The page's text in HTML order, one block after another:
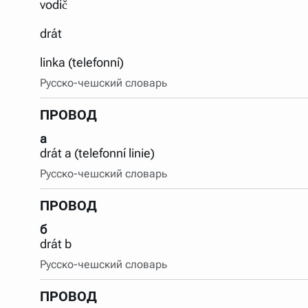
vodič
drát
linka (telefonní)
Русско-чешский словарь
ПРОВОД
а
drát a (telefonní linie)
Русско-чешский словарь
ПРОВОД
б
drát b
Русско-чешский словарь
ПРОВОД